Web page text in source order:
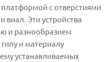
с отверстиями
Эти устройства
и разнообразием
и материалу
устанавливаемых